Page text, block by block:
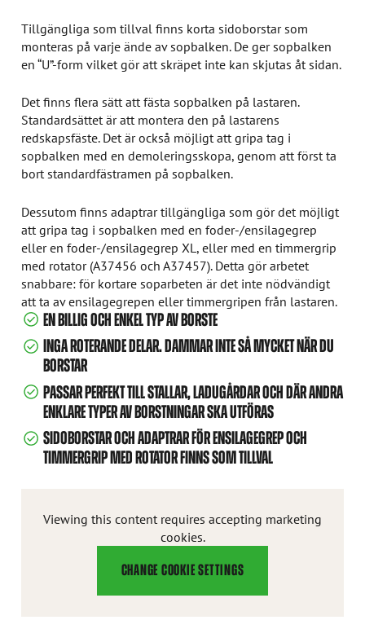
Tillgängliga som tillval finns korta sidoborstar som
monteras på varje ände av sopbalken. De ger sopbalken
en “U”-form vilket gör att skräpet inte kan skjutas åt sidan.
Det finns flera sätt att fästa sopbalken på lastaren.
Standardsättet är att montera den på lastarens
redskapsfäste. Det är också möjligt att gripa tag i
sopbalken med en demoleringsskopa, genom att först ta
bort standardfästramen på sopbalken.
Dessutom finns adaptrar tillgängliga som gör det möjligt
att gripa tag i sopbalken med en foder-/ensilagegrep
eller en foder-/ensilagegrep XL, eller med en timmergrip
med rotator (A37456 och A37457). Detta gör arbetet
snabbare: för kortare soparbeten är det inte nödvändigt
att ta av ensilagegrepen eller timmergripen från lastaren.
EN BILLIG OCH ENKEL TYP AV BORSTE
INGA ROTERANDE DELAR. DAMMAR INTE SÅ MYCKET NÄR DU
BORSTAR
PASSAR PERFEKT TILL STALLAR, LADUGÅRDAR OCH DÄR ANDRA
ENKLARE TYPER AV BORSTNINGAR SKA UTFÖRAS
SIDOBORSTAR OCH ADAPTRAR FÖR ENSILAGEGREP OCH
TIMMERGRIP MED ROTATOR FINNS SOM TILLVAL
Viewing this content requires accepting marketing
cookies.
CHANGE COOKIE SETTINGS